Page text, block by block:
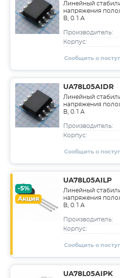
Линейный
напряжения
В, 0.1 А
Производитель:
Корпус:
Сообщить о
UA78L05AIDR
Линейный
напряжения
В, 0.1 А
Производитель:
Корпус:
Сообщить о
-5%
Акция
UA78L05AILP
Линейный
напряжения
В, 0.1 А
Производитель:
Корпус:
Сообщить о
UA78L05AIPK